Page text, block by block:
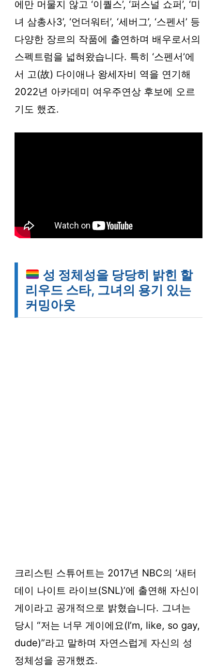
에만 머물지 않고 ‘이퀄스’, ‘퍼스널 쇼퍼’, ‘미
녀 삼총사3’, ‘언더워터’, ‘세버그’, ‘스펜서’ 등
다양한 장르의 작품에 출연하며 배우로서의
스펙트럼을 넓혀왔습니다. 특히 ‘스펜서’에
서 고(故) 다이애나 왕세자비 역을 연기해
2022년 아카데미 여우주연상 후보에 오르
기도 했죠.
성 정체성을 당당히 밝힌 할
리우드 스타, 그녀의 용기 있는
커밍아웃
크리스틴 스튜어트는 2017년 NBC의 ‘새터
데이 나이트 라이브(SNL)’에 출연해 자신이
게이라고 공개적으로 밝혔습니다. 그녀는
당시 “저는 너무 게이에요(I’m, like, so gay,
dude)”라고 말하며 자연스럽게 자신의 성
정체성을 공개했죠.